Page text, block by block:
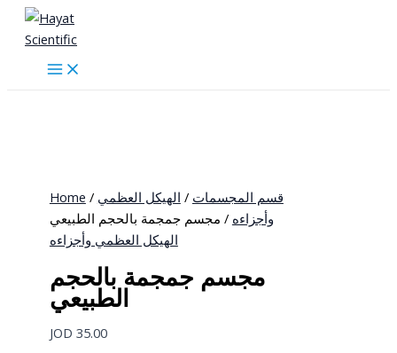
Skip
content
Home / قسم المجسمات / الهيكل العظمي
وأجزاءه / مجسم جمجمة بالحجم الطبيعي
الهيكل العظمي وأجزاءه
مجسم جمجمة بالحجم
الطبيعي
JOD 35.00